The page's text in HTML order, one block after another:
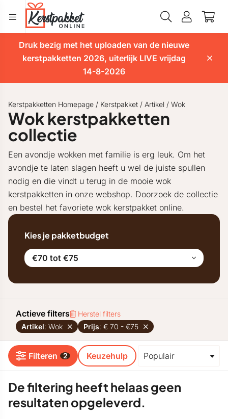
Druk bezig met het uploaden van de nieuwe
kerstpakketten 2026, uiterlijk LIVE vrijdag
14-8-2026
Kerstpakketten Homepage / Kerstpakket / Artikel / Wok
Wok kerstpakketten
collectie
Een avondje wokken met familie is erg leuk. Om het
avondje te laten slagen heeft u wel de juiste spullen
nodig en die vindt u terug in de mooie wok
kerstpakketten in onze webshop. Doorzoek de collectie
en bestel het favoriete wok kerstpakket online.
Kies je pakketbudget
€70 tot €75
Actieve filters
Herstel filters
Artikel: Wok Prijs: € 70 - €75
Filteren 2 Keuzehulp
De filtering heeft helaas geen
resultaten opgeleverd.